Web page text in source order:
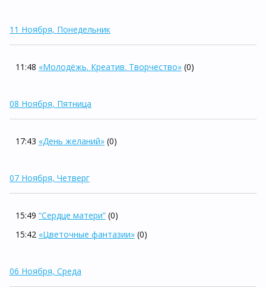
11 Ноября, Понедельник
11:48 «Молодёжь. Креатив. Творчество» (0)
08 Ноября, Пятница
17:43 «День желаний» (0)
07 Ноября, Четверг
15:49 “Сердце матери” (0)
15:42 «Цветочные фантазии» (0)
06 Ноября, Среда